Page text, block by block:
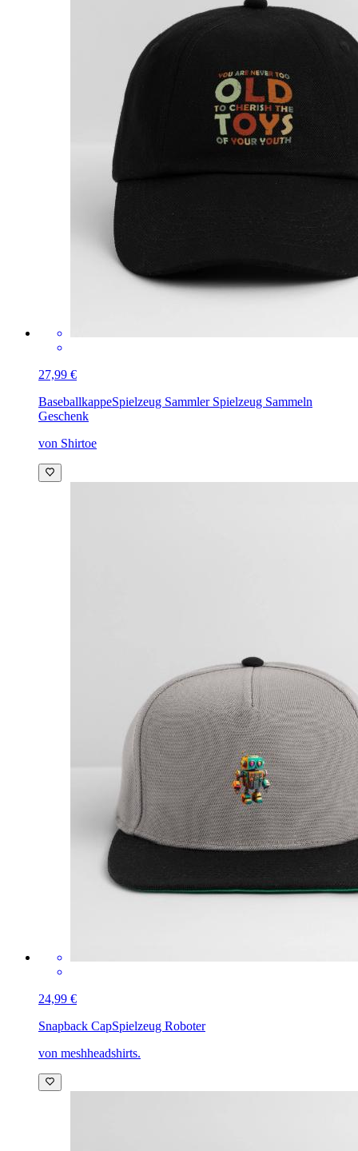
27,99 €
BaseballkappeSpielzeug Sammler Spielzeug Sammeln
Geschenk
von Shirtoe
24,99 €
Snapback CapSpielzeug Roboter
von meshheadshirts.